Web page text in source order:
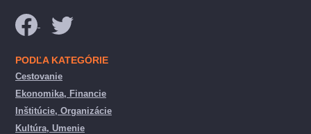
PODĽA KATEGÓRIE
Cestovanie
Ekonomika, Financie
Inštitúcie, Organizácie
Kultúra, Umenie